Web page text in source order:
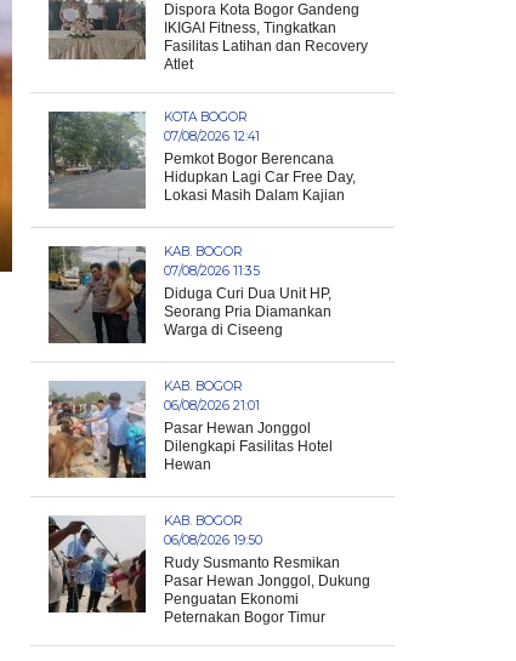
Dispora Kota Bogor Gandeng
IKIGAI Fitness, Tingkatkan
Fasilitas Latihan dan Recovery
Atlet
KOTA BOGOR
07/08/2026 12:41
Pemkot Bogor Berencana
Hidupkan Lagi Car Free Day,
Lokasi Masih Dalam Kajian
KAB. BOGOR
07/08/2026 11:35
Diduga Curi Dua Unit HP,
Seorang Pria Diamankan
Warga di Ciseeng
KAB. BOGOR
06/08/2026 21:01
Pasar Hewan Jonggol
Dilengkapi Fasilitas Hotel
Hewan
KAB. BOGOR
06/08/2026 19:50
Rudy Susmanto Resmikan
Pasar Hewan Jonggol, Dukung
Penguatan Ekonomi
Peternakan Bogor Timur